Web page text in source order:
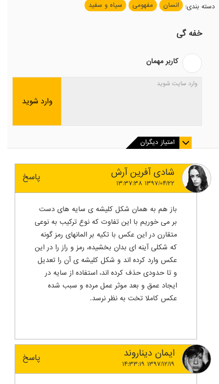
دسته بندی: انسان مفهومی سیاه و سفید
خفه گی
کاربر مهمان
وارد شوید
امتیاز دیگران
شادی آفرین آرش
۱۳۹۷/۰۴/۲۲ ۱۳:۳۷:۳۸
پاسخ
باز هم به همان شکل کلیشه ی سایه های دست
بر می خوریم با این تفاوت که نوع ترکیب به نوعی
متقارن در این عکس با تکیه بر المانهای رمز گونه
که شکلی آینه ای بدان بخشیده، رمز و راز را در این
عکس وارد کرده اند و شکل کلیشه ی آن را تعدیل
و تا حدودی حذف کرده اند، استفاده از سایه در
ایجاد عمق و بعد موثر عمل مرده و سبب شده
عکس کاملا تخت به نظر نرسد.
ایمان دیناروند
۱۳۹۷/۱۲/۱۹ ۱۴:۳۳:۱۹
پاسخ